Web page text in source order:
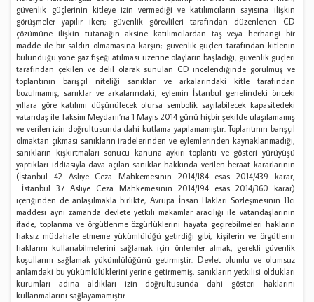
güvenlik güçlerinin kitleye izin vermediği ve katılımcıların sayısına ilişkin
görüşmeler yapılır iken; güvenlik görevlileri tarafından düzenlenen CD
çözümüne ilişkin tutanağın aksine katılımcılardan taş veya herhangi bir
madde ile bir saldırı olmamasına karşın; güvenlik güçleri tarafından kitlenin
bulunduğu yöne gaz fişeği atılması üzerine olayların başladığı, güvenlik güçleri
tarafından çekilen ve delil olarak sunulan CD incelendiğinde görülmüş ve
toplantının barışçıl niteliği sanıklar ve arkalarındaki kitle tarafından
bozulmamış, sanıklar ve arkalarındaki, eylemin İstanbul genelindeki önceki
yıllara göre katılımı düşünülecek olursa sembolik sayılabilecek kapasitedeki
vatandaş ile Taksim Meydanı’na 1 Mayıs 2014 günü hiçbir şekilde ulaşılamamış
ve verilen izin doğrultusunda dahi kutlama yapılamamıştır. Toplantının barışçıl
olmaktan çıkması sanıkların iradelerinden ve eylemlerinden kaynaklanmadığı,
sanıkların kışkırtmaları sonucu kanuna aykırı toplantı ve gösteri yürüyüşü
yaptıkları iddiasıyla dava açılan sanıklar hakkında verilen beraat kararlarının
(İstanbul 42 Asliye Ceza Mahkemesinin 2014/184 esas 2014/439 karar,
İstanbul 37 Asliye Ceza Mahkemesinin 2014/194 esas 2014/360 karar)
içeriğinden de anlaşılmakla birlikte; Avrupa İnsan Hakları Sözleşmesinin 11ci
maddesi aynı zamanda devlete yetkili makamlar aracılığı ile vatandaşlarının
ifade, toplanma ve örgütlenme özgürlüklerini hayata geçirebilmeleri hakların
haksız müdahale etmeme yükümlülüğü getirdiği gibi, kişilerin ve örgütlerin
haklarını kullanabilmelerini sağlamak için önlemler almak, gerekli güvenlik
koşullarını sağlamak yükümlülüğünü getirmiştir. Devlet olumlu ve olumsuz
anlamdaki bu yükümlülüklerini yerine getirmemiş, sanıkların yetkilisi oldukları
kurumları adına aldıkları izin doğrultusunda dahi gösteri haklarını
kullanmalarını sağlayamamıştır.